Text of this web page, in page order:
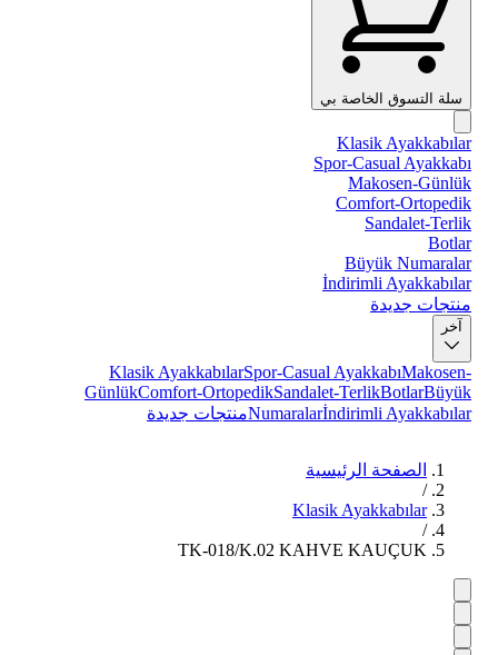
سلة التسوق الخاصة بي
Klasik Ayakkabılar
Spor-Casual Ayakkabı
Makosen-Günlük
Comfort-Ortopedik
Sandalet-Terlik
Botlar
Büyük Numaralar
İndirimli Ayakkabılar
منتجات جديدة
آخر
Klasik AyakkabılarSpor-Casual AyakkabıMakosen-
GünlükComfort-OrtopedikSandalet-TerlikBotlarBüyük
Numaralarİndirimli Ayakkabılar منتجات جديدة
الصفحة الرئيسية
/
Klasik Ayakkabılar
/
TK-018/K.02 KAHVE KAUÇUK